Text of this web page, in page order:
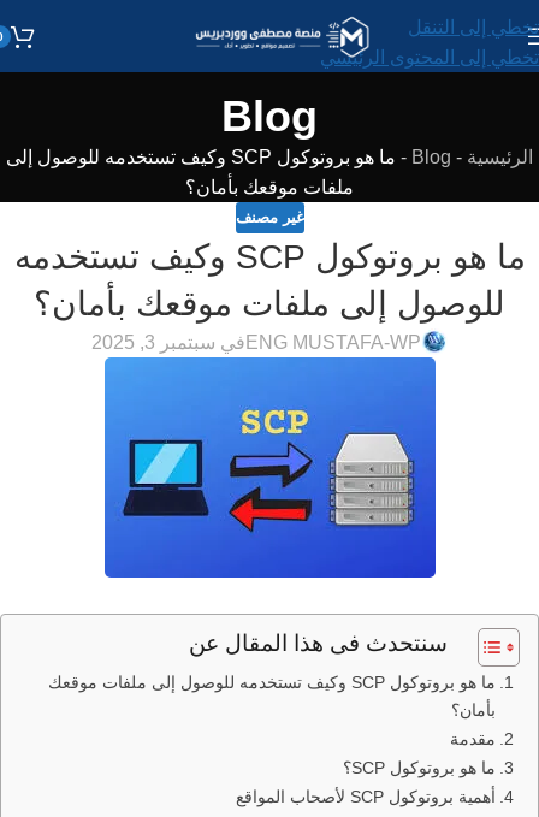
تخطي إلى التنقل
تخطي إلى المحتوى الرئيسي
Blog
الرئيسية -
Blog
-
ما هو بروتوكول SCP وكيف تستخدمه للوصول إلى
ملفات موقعك بأمان؟
غير مصنف
ما هو بروتوكول SCP وكيف تستخدمه
للوصول إلى ملفات موقعك بأمان؟
ENG MUSTAFA-WP في سبتمبر 3, 2025
سنتحدث فى هذا المقال عن
ما هو بروتوكول SCP وكيف تستخدمه للوصول إلى ملفات موقعك
بأمان؟
مقدمة
ما هو بروتوكول SCP؟
أهمية بروتوكول SCP لأصحاب المواقع